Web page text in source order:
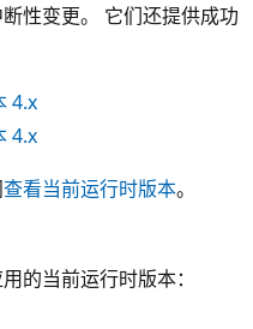
性变更。 它们还提供成功
4.x
4.x
查看当前运行时版本。
的当前运行时版本：